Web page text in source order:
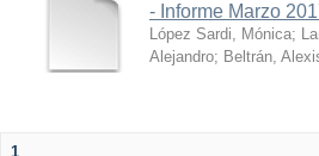
- Informe Marzo
López Sardi, Mónica;
Alejandro; Beltrán,
1